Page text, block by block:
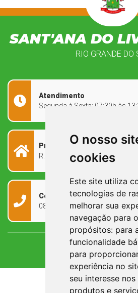
O nosso
cookies
Este site utiliza
tecnologias de
melhorar sua
navegação para
propósitos: para
funcionalidade
para
experiência no
seu interesse nos
produtos e
SANT'ANA DO
RIO GRANDE DO
Atendimento
Segunda à Sexta: 07:30h às
Prefeitura Municipal
R. Rivadávia Corrêa, 858 -
Contato
0800 090 2050